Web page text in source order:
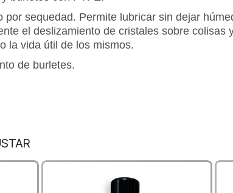
por sequedad. Permite lubricar sin dejar
el deslizamiento de cristales sobre
la vida útil de los mismos.
de burletes.